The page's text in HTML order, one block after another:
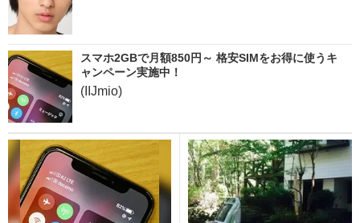
スマホ2GBで月額850円～ 格安SIMをお得に使うキ
ャンペーン実施中！
(IIJmio)